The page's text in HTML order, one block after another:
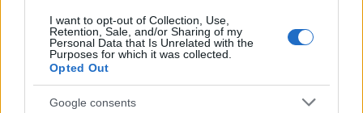
I want to opt-out of Collection, Use,
Retention, Sale, and/or Sharing of my
Personal Data that Is Unrelated with the
Purposes for which it was collected.
Opted Out
Google consents